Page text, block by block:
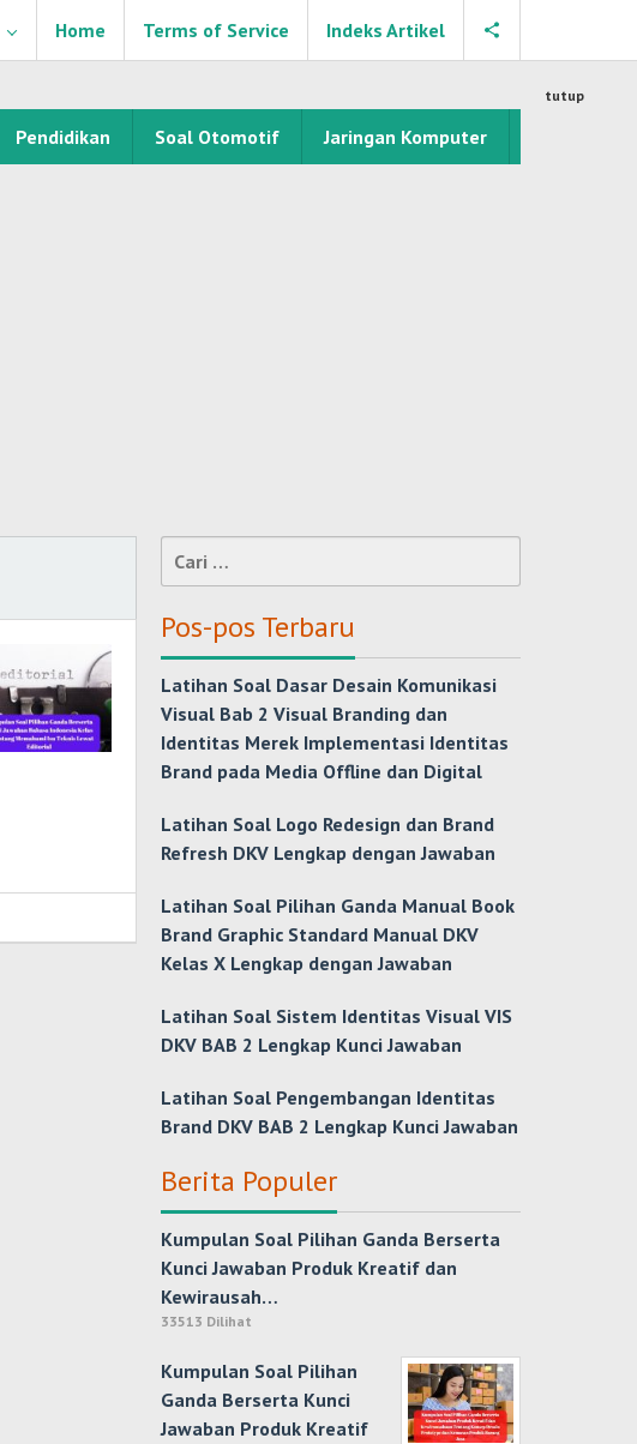
Home Terms of Service Indeks Artikel
Pendidikan Soal Otomotif Jaringan Komputer
tutup
Cari
untuk:
Pos-pos Terbaru
Latihan Soal Dasar Desain Komunikasi
Visual Bab 2 Visual Branding dan
Identitas Merek Implementasi Identitas
Brand pada Media Offline dan Digital
Latihan Soal Logo Redesign dan Brand
Refresh DKV Lengkap dengan Jawaban
Latihan Soal Pilihan Ganda Manual Book
Brand Graphic Standard Manual DKV
Kelas X Lengkap dengan Jawaban
Latihan Soal Sistem Identitas Visual VIS
DKV BAB 2 Lengkap Kunci Jawaban
Latihan Soal Pengembangan Identitas
Brand DKV BAB 2 Lengkap Kunci Jawaban
Berita Populer
Kumpulan Soal Pilihan Ganda Berserta
Kunci Jawaban Produk Kreatif dan
Kewirausah…
33513 Dilihat
Kumpulan Soal Pilihan
Ganda Berserta Kunci
Jawaban Produk Kreatif